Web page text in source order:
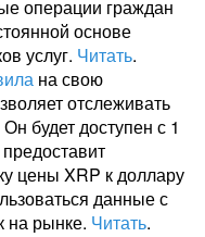
операции граждан
основе
услуг. Читать.
на свою
отслеживать
будет доступен с 1
цены XRP к доллару
данные с
на рынке. Читать.